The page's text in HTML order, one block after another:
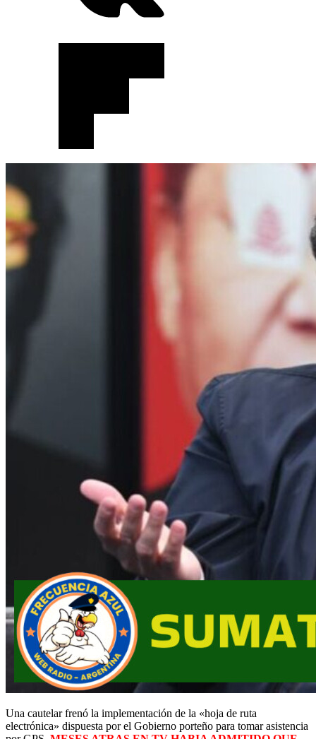
Una cautelar frenó la implementación de la «hoja de ruta
electrónica» dispuesta por el Gobierno porteño para tomar asistencia